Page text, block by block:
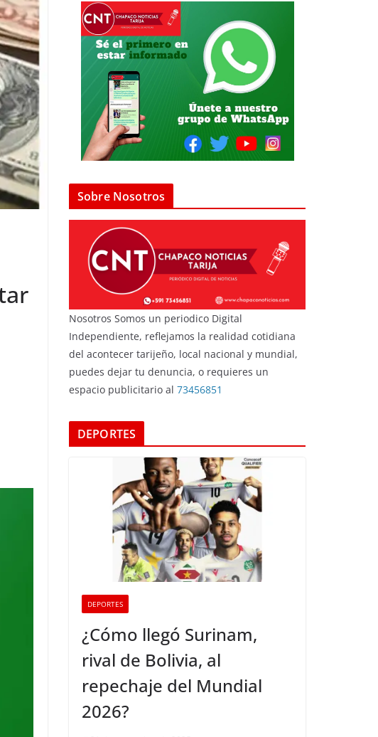
Sobre Nosotros
Nosotros Somos un periodico Digital
Independiente, reflejamos la realidad cotidiana
del acontecer tarijeño, local nacional y mundial,
puedes dejar tu denuncia, o requieres un
espacio publicitario al 73456851
DEPORTES
DEPORTES
¿Cómo llegó Surinam,
rival de Bolivia, al
repechaje del Mundial
2026?